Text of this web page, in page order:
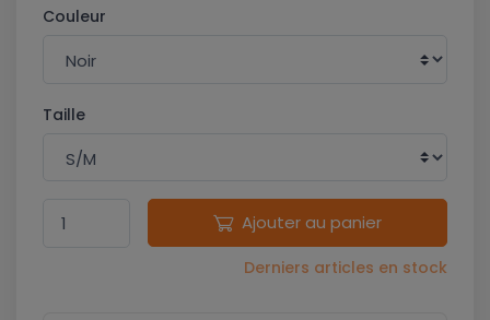
Couleur
Taille
Ajouter au panier
Derniers articles en stock